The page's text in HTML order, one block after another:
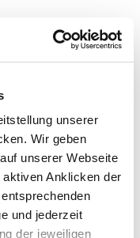
unserer
Wir geben
unserer Webseite
Anklicken der
und jederzeit
der jeweiligen